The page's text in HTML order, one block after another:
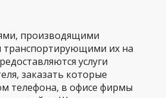
производящими
транспортирующими их на
услуги
заказать которые
телефона, в офисе фирмы